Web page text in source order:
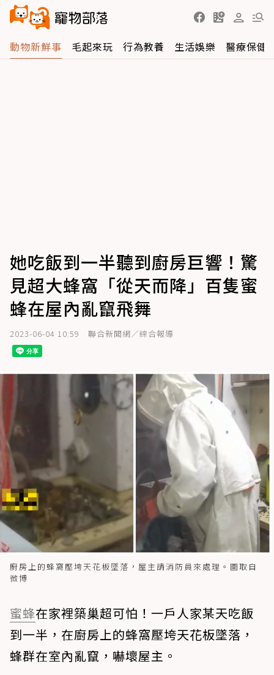
動物新鮮事 毛起來玩 行為教養 生活娛樂 醫療保健
她吃飯到一半聽到廚房巨響！驚
見超大蜂窩「從天而降」百隻蜜
蜂在屋內亂竄飛舞
2023-06-04 10:59 聯合新聞網／綜合報導
廚房上的蜂窩壓垮天花板墜落，屋主請消防員來處理。圖取自
微博
蜜蜂在家裡築巢超可怕！一戶人家某天吃飯
到一半，在廚房上的蜂窩壓垮天花板墜落，
蜂群在室內亂竄，嚇壞屋主。